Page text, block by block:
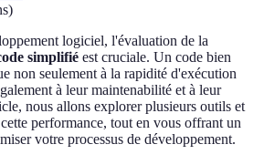
)
logiciel, l'évaluation de la
simplifié est cruciale. Un code bien
non seulement à la rapidité d'exécution
à leur maintenabilité et à leur
nous allons explorer plusieurs outils et
performance, tout en vous offrant un
votre processus de développement.